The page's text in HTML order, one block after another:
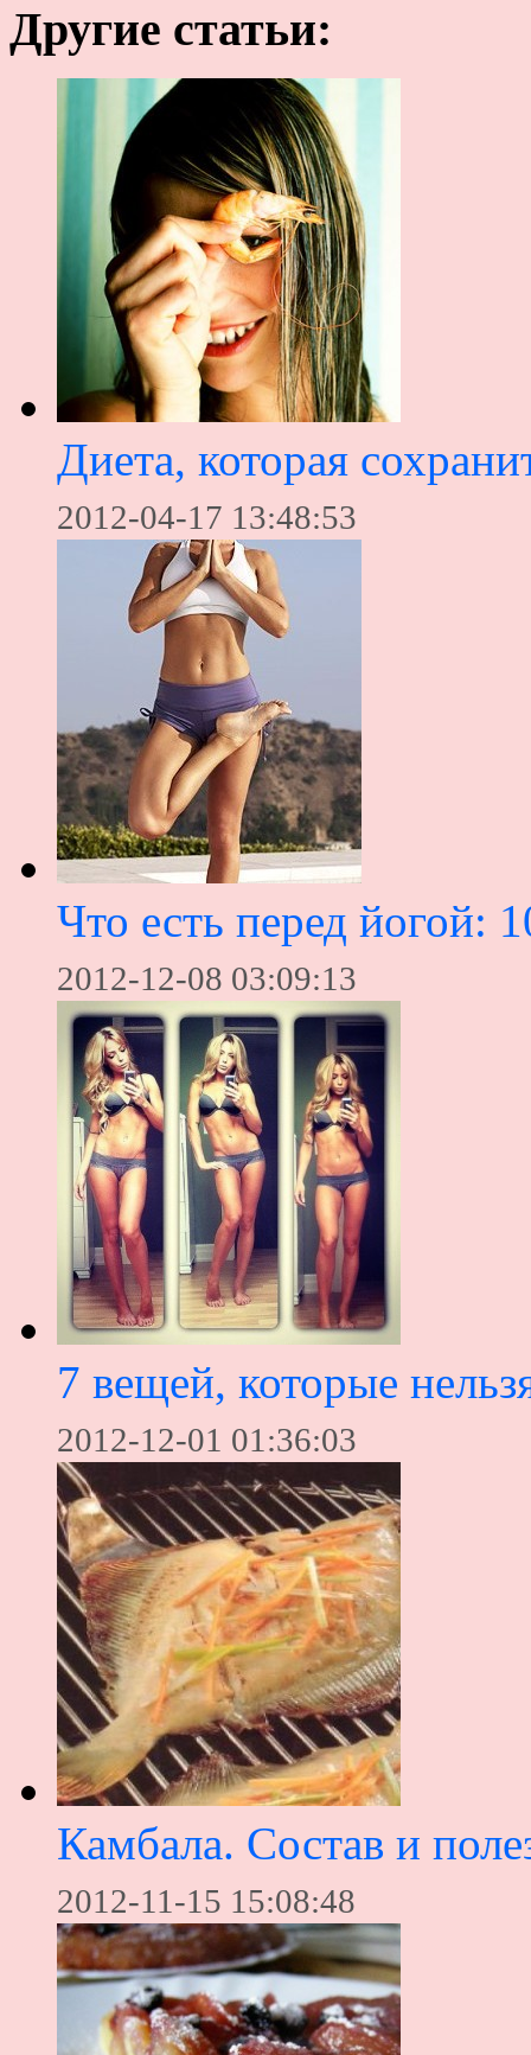
Другие статьи:
Диета, которая
2012-04-17 13:48:53
Что есть перед йогой:
2012-12-08 03:09:13
7 вещей, которые
2012-12-01 01:36:03
Камбала. Состав и
2012-11-15 15:08:48